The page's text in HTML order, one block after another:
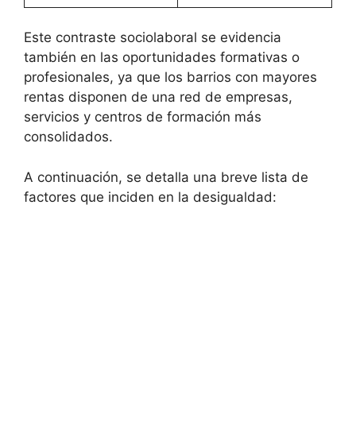
Este contraste sociolaboral se evidencia
también en las oportunidades formativas o
profesionales, ya que los barrios con mayores
rentas disponen de una red de empresas,
servicios y centros de formación más
consolidados.
A continuación, se detalla una breve lista de
factores que inciden en la desigualdad: